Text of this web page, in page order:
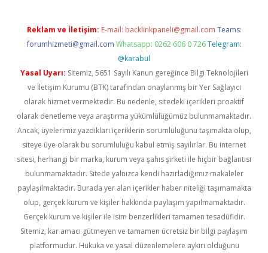
Reklam ve İletişim: E-mail: backlinkpaneli@gmail.com Teams:
forumhizmeti@gmail.com Whatsapp: 0262 606 0 726 Telegram:
@karabul
Yasal Uyarı: Sitemiz, 5651 Sayılı Kanun gereğince Bilgi Teknolojileri
ve İletişim Kurumu (BTK) tarafından onaylanmış bir Yer Sağlayıcı
olarak hizmet vermektedir. Bu nedenle, sitedeki içerikleri proaktif
olarak denetleme veya araştırma yükümlülüğümüz bulunmamaktadır.
Ancak, üyelerimiz yazdıkları içeriklerin sorumluluğunu taşımakta olup,
siteye üye olarak bu sorumluluğu kabul etmiş sayılırlar. Bu internet
sitesi, herhangi bir marka, kurum veya şahıs şirketi ile hiçbir bağlantısı
bulunmamaktadır. Sitede yalnızca kendi hazırladığımız makaleler
paylaşılmaktadır. Burada yer alan içerikler haber niteliği taşımamakta
olup, gerçek kurum ve kişiler hakkında paylaşım yapılmamaktadır.
Gerçek kurum ve kişiler ile isim benzerlikleri tamamen tesadüfidir.
Sitemiz, kar amacı gütmeyen ve tamamen ücretsiz bir bilgi paylaşım
platformudur. Hukuka ve yasal düzenlemelere aykırı olduğunu